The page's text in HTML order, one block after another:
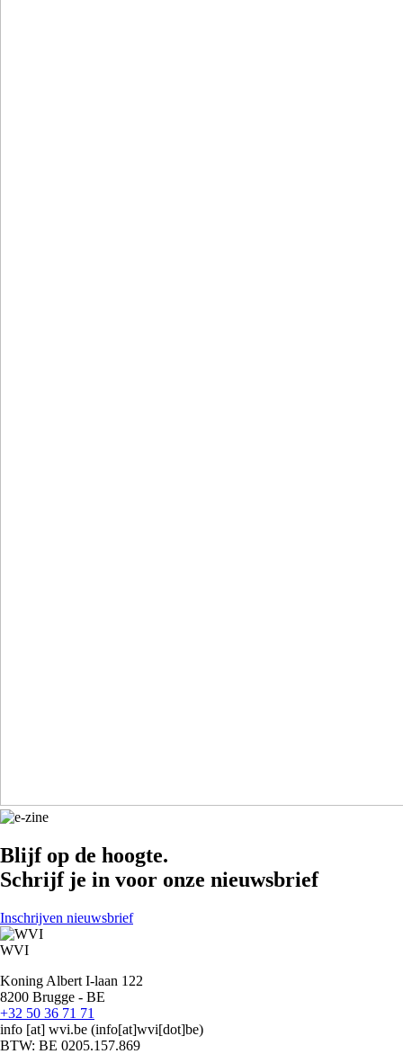
Blijf op de hoogte.
Schrijf je in voor onze nieuwsbrief
Inschrijven nieuwsbrief
WVI
Koning Albert I-laan 122
8200 Brugge - BE
+32 50 36 71 71
info [at] wvi.be (info[at]wvi[dot]be)
BTW: BE 0205.157.869